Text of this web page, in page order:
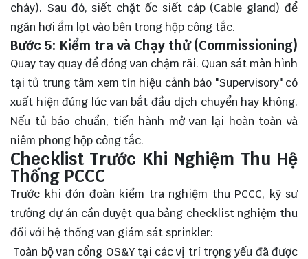
cháy). Sau đó, siết chặt ốc siết cáp (Cable gland) để
ngăn hơi ẩm lọt vào bên trong hộp công tắc.
Bước 5: Kiểm tra và Chạy thử (Commissioning)
Quay tay quay để đóng van chậm rãi. Quan sát màn hình
tại tủ trung tâm xem tín hiệu cảnh báo "Supervisory" có
xuất hiện đúng lúc van bắt đầu dịch chuyển hay không.
Nếu tủ báo chuẩn, tiến hành mở van lại hoàn toàn và
niêm phong hộp công tắc.
Checklist Trước Khi Nghiệm Thu Hệ
Thống PCCC
Trước khi đón đoàn kiểm tra nghiệm thu PCCC, kỹ sư
trưởng dự án cần duyệt qua bảng checklist nghiệm thu
đối với hệ thống van giám sát sprinkler:
Toàn bộ van cổng OS&Y tại các vị trí trọng yếu đã được